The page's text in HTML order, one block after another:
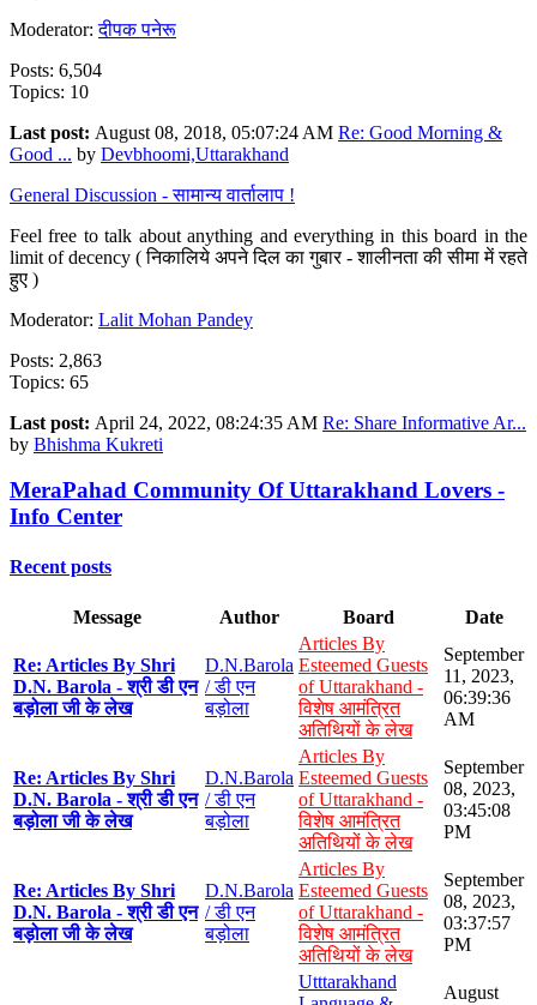
Moderator:दीपक पनेरू
Posts: 6,504
Topics: 10
Last post: August 08, 2018, 05:07:24 AM Re: Good Morning &
Good ... by Devbhoomi,Uttarakhand
General Discussion - सामान्य वार्तालाप !
Feel free to talk about anything and everything in this board in the
limit of decency ( निकालिये अपने दिल का गुबार - शालीनता की सीमा में रहते
हुए )
Moderator: Lalit Mohan Pandey
Posts: 2,863
Topics: 65
Last post: April 24, 2022, 08:24:35 AM Re: Share Informative Ar...
by Bhishma Kukreti
MeraPahad Community Of Uttarakhand Lovers -
Info Center
Recent posts
Message Author Board Date
Re: Articles By Shri
D.N. Barola - श्री डी एन
बड़ोला जी के लेख
D.N.Barola
/ डी एन
बड़ोला
Articles By
Esteemed Guests
of Uttarakhand -
विशेष आमंत्रित
अतिथियों के लेख
September
11, 2023,
06:39:36
AM
Re: Articles By Shri
D.N. Barola - श्री डी एन
बड़ोला जी के लेख
D.N.Barola
/ डी एन
बड़ोला
Articles By
Esteemed Guests
of Uttarakhand -
विशेष आमंत्रित
अतिथियों के लेख
September
08, 2023,
03:45:08
PM
Re: Articles By Shri
D.N. Barola - श्री डी एन
बड़ोला जी के लेख
D.N.Barola
/ डी एन
बड़ोला
Articles By
Esteemed Guests
of Uttarakhand -
विशेष आमंत्रित
अतिथियों के लेख
September
08, 2023,
03:37:57
PM
Utttarakhand
August